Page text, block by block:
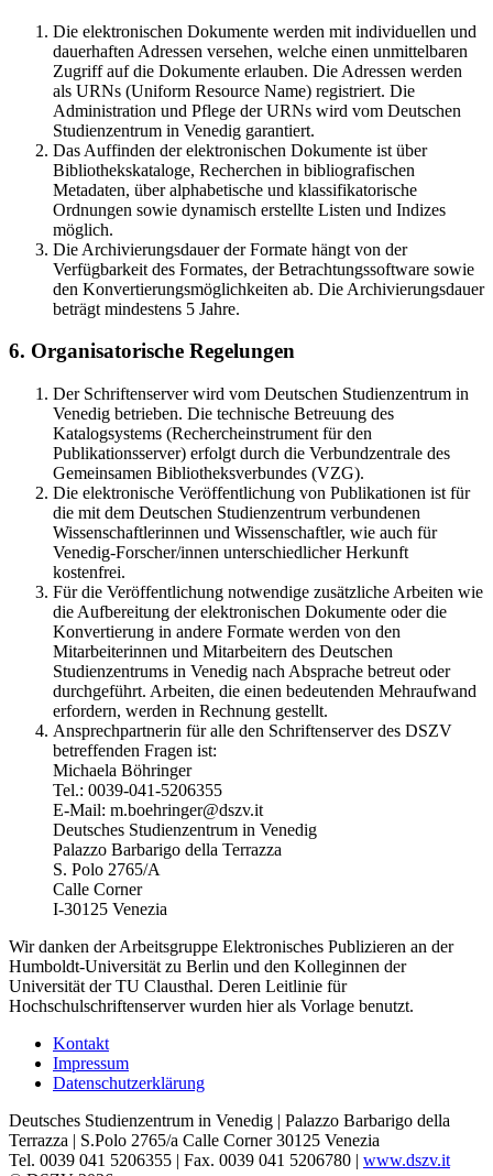
Die elektronischen Dokumente werden mit individuellen und
dauerhaften Adressen versehen, welche einen unmittelbaren
Zugriff auf die Dokumente erlauben. Die Adressen werden
als URNs (Uniform Resource Name) registriert. Die
Administration und Pflege der URNs wird vom Deutschen
Studienzentrum in Venedig garantiert.
Das Auffinden der elektronischen Dokumente ist über
Bibliothekskataloge, Recherchen in bibliografischen
Metadaten, über alphabetische und klassifikatorische
Ordnungen sowie dynamisch erstellte Listen und Indizes
möglich.
Die Archivierungsdauer der Formate hängt von der
Verfügbarkeit des Formates, der Betrachtungssoftware sowie
den Konvertierungsmöglichkeiten ab. Die Archivierungsdauer
beträgt mindestens 5 Jahre.
6. Organisatorische Regelungen
Der Schriftenserver wird vom Deutschen Studienzentrum in
Venedig betrieben. Die technische Betreuung des
Katalogsystems (Rechercheinstrument für den
Publikationsserver) erfolgt durch die Verbundzentrale des
Gemeinsamen Bibliotheksverbundes (VZG).
Die elektronische Veröffentlichung von Publikationen ist für
die mit dem Deutschen Studienzentrum verbundenen
Wissenschaftlerinnen und Wissenschaftler, wie auch für
Venedig-Forscher/innen unterschiedlicher Herkunft
kostenfrei.
Für die Veröffentlichung notwendige zusätzliche Arbeiten wie
die Aufbereitung der elektronischen Dokumente oder die
Konvertierung in andere Formate werden von den
Mitarbeiterinnen und Mitarbeitern des Deutschen
Studienzentrums in Venedig nach Absprache betreut oder
durchgeführt. Arbeiten, die einen bedeutenden Mehraufwand
erfordern, werden in Rechnung gestellt.
Ansprechpartnerin für alle den Schriftenserver des DSZV
betreffenden Fragen ist:
Michaela Böhringer
Tel.: 0039-041-5206355
E-Mail: m.boehringer@dszv.it
Deutsches Studienzentrum in Venedig
Palazzo Barbarigo della Terrazza
S. Polo 2765/A
Calle Corner
I-30125 Venezia
Wir danken der Arbeitsgruppe Elektronisches Publizieren an der
Humboldt-Universität zu Berlin und den Kolleginnen der
Universität der TU Clausthal. Deren Leitlinie für
Hochschulschriftenserver wurden hier als Vorlage benutzt.
Kontakt
Impressum
Datenschutzerklärung
Deutsches Studienzentrum in Venedig | Palazzo Barbarigo della
Terrazza | S.Polo 2765/a Calle Corner 30125 Venezia
Tel. 0039 041 5206355 | Fax. 0039 041 5206780 | www.dszv.it